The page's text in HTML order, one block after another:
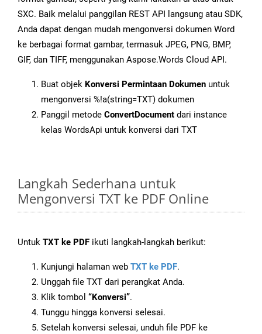
SXC. Baik melalui panggilan REST API langsung atau SDK,
Anda dapat dengan mudah mengonversi dokumen Word
ke berbagai format gambar, termasuk JPEG, PNG, BMP,
GIF, dan TIFF, menggunakan Aspose.Words Cloud API.
Buat objek Konversi Permintaan Dokumen untuk
mengonversi %!a(string=TXT) dokumen
Panggil metode ConvertDocument dari instance
kelas WordsApi untuk konversi dari TXT
Langkah Sederhana untuk
Mengonversi TXT ke PDF Online
Untuk TXT ke PDF ikuti langkah-langkah berikut:
Kunjungi halaman web TXT ke PDF.
Unggah file TXT dari perangkat Anda.
Klik tombol “Konversi”.
Tunggu hingga konversi selesai.
Setelah konversi selesai, unduh file PDF ke